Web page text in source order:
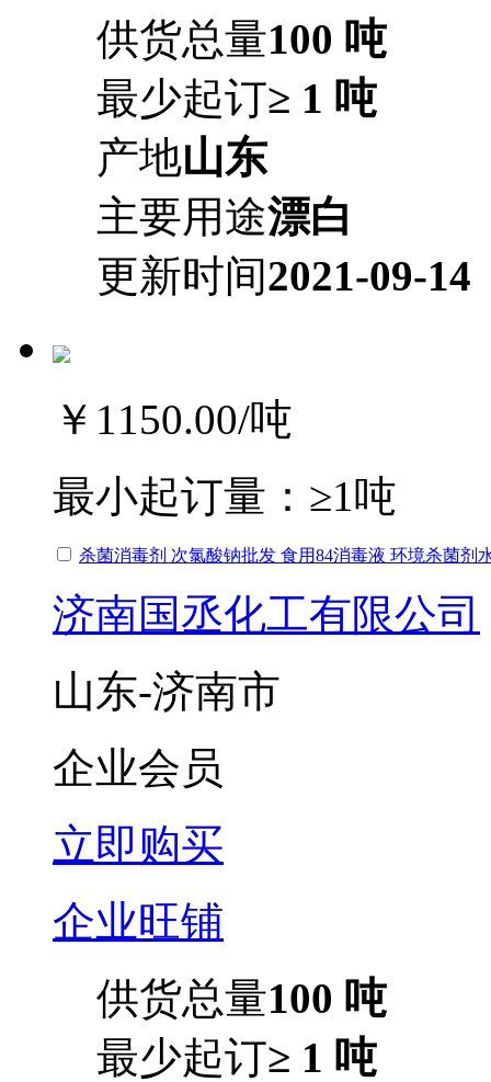
供货总量100 吨
最少起订≥ 1 吨
产地山东
主要用途漂白
更新时间2021-09-14
￥1150.00/吨
最小起订量： ≥1吨
杀菌消毒剂 次氯酸钠批发 食用84消毒液 环境杀菌剂
济南国丞化工有限公司
山东-济南市
企业会员
立即购买
企业旺铺
供货总量100 吨
最少起订≥ 1 吨